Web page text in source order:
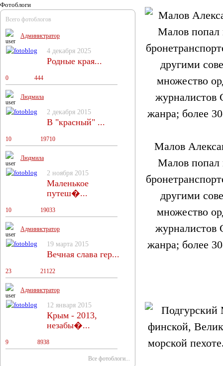
Фотоблоги
Всего фотоблогов
Администратор
4 декабря 2025
Родные края...
0 444
Людмила
2 декабря 2015
В "красный" ...
10 19710
Людмила
2 ноября 2015
Маленькое
путеш�...
10 19033
Администратор
19 марта 2015
Вечная слава гер...
23 21122
Администратор
12 января 2015
Крым - 2013,
незабы�...
9 8938
Все фотоблоги...
Малов
Малов попал
другими
множество
журналистов
жанра; более